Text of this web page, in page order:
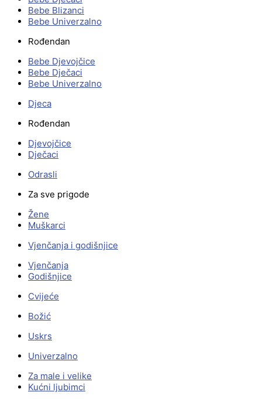
Bebe Blizanci
Bebe Univerzalno
Rođendan
Bebe Djevojčice
Bebe Dječaci
Bebe Univerzalno
Djeca
Rođendan
Djevojčice
Dječaci
Odrasli
Za sve prigode
Žene
Muškarci
Vjenčanja i godišnjice
Vjenčanja
Godišnjice
Cvijeće
Božić
Uskrs
Univerzalno
Za male i velike
Kućni ljubimci